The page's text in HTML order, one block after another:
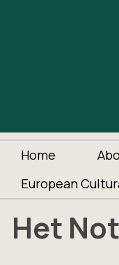
Home
European
Het